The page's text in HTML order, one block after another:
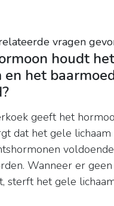
vragen
houdt
en het
geeft het
dat het gele
Wanneer er
sterft het gele